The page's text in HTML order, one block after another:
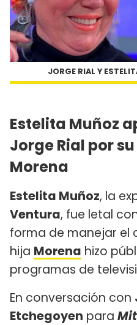
JORGE RIAL Y
Estelita Muñoz
Jorge Rial por
Morena
Estelita Muñoz, la
Ventura, fue letal
forma de manejar el
hija Morena hizo
programas de
En conversación con
Etchegoyen para